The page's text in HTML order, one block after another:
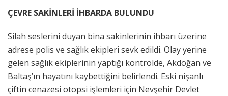
ÇEVRE SAKİNLERİ İHBARDA BULUNDU
Silah seslerini duyan bina sakinlerinin ihbarı üzerine
adrese polis ve sağlık ekipleri sevk edildi. Olay yerine
gelen sağlık ekiplerinin yaptığı kontrolde, Akdoğan ve
Baltaş’ın hayatını kaybettiğini belirlendi. Eski nişanlı
çiftin cenazesi otopsi işlemleri için Nevşehir Devlet